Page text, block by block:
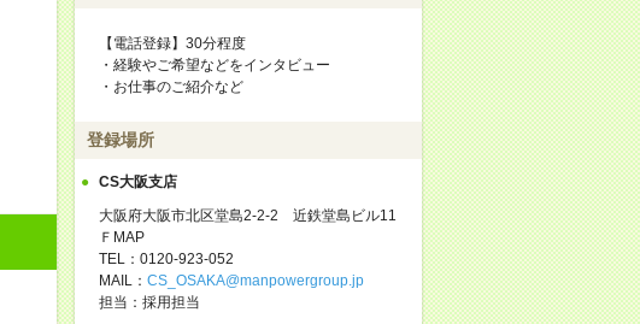
【電話登録】30分程度
・経験やご希望などをインタビュー
・お仕事のご紹介など
登録場所
CS大阪支店
大阪府大阪市北区堂島2-2-2 近鉄堂島ビル11
ＦMAP
TEL：0120-923-052
MAIL： CS_OSAKA@manpowergroup.jp
担当：採用担当